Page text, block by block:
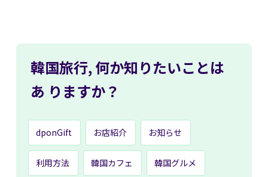
韓国旅行, 何か知りたいことは
あ りますか？
dponGift お店紹介 お知らせ
利用方法 韓国カフェ 韓国グルメ